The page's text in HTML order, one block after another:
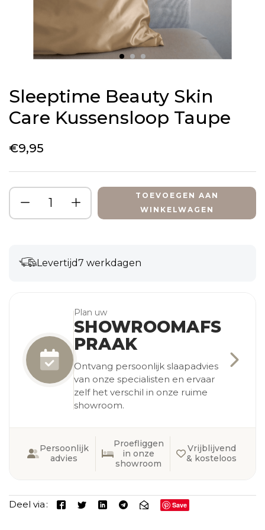
Sleeptime Beauty Skin
Care Kussensloop Taupe
€9,95
TOEVOEGEN AAN
WINKELWAGEN
Levertijd7 werkdagen
Plan uw
SHOWROOMAFS
PRAAK
Ontvang persoonlijk slaapadvies
van onze specialisten en ervaar
zelf het verschil in onze ruime
showroom.
Persoonlijk
advies
Proefliggen
in onze
showroom
Vrijblijvend
& kosteloos
Deel via Save